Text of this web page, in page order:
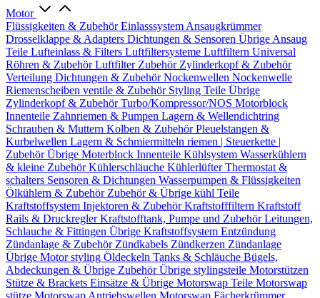
Motor
Flüssigkeiten & ZubehörEinlasssystem Ansaugkrümmer
Drosselklappe & Adapters Dichtungen & Sensoren Übrige Ansaug
Teile Lufteinlass & Filters Luftfiltersysteme Luftfiltern Universal
Röhren & ZubehörLuftfilter Zubehör Zylinderkopf & Zubehör
Verteilung Dichtungen & ZubehörNockenwellen Nockenwelle
Riemenscheiben ventile & Zubehör Styling Teile Übrige
Zylinderkopf & ZubehörTurbo/Kompressor/NOS Motorblock
Innenteile Zahnriemen & Pumpen Lagern & Wellendichtring
Schrauben & Muttern Kolben & ZubehörPleuelstangen &
Kurbelwellen Lagern & Schmiermitteln riemen | Steuerkette |
ZubehörÜbrige Moterblock Innenteile Kühlsystem Wasserkühlern
& kleine ZubehörKühlerschläuche KühlerlüfterThermostat &
schalters Sensoren & Dichtungen Wasserpumpen & Flüssigkeiten
Ölkühlern & Zubehör Zubehör & Übrige kühl Teile
Kraftstoffsystem Injektoren & ZubehörKraftstofffiltern Kraftstoff
Rails & DruckreglerKraftstofftank, Pumpe und ZubehörLeitungen,
Schlauche & Fittingen Übrige Kraftstoffsystem Entzündung
Zündanlage & Zubehör Zündkabels Zündkerzen Zündanlage
Übrige Motor styling Öldeckeln Tanks & Schläuche Bügels,
Abdeckungen & Übrige ZubehörÜbrige stylingsteile Motorstützen
Stütze & Brackets Einsätze & Übrige Motorswap Teile Motorswap
stütze Motorswap Antriebswellen Motorswap Fächerkrümmer